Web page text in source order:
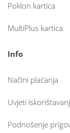
Poklon kartica
MultiPlus kartica
Info
Načini plaćanja
Uvjeti
Podnošenje